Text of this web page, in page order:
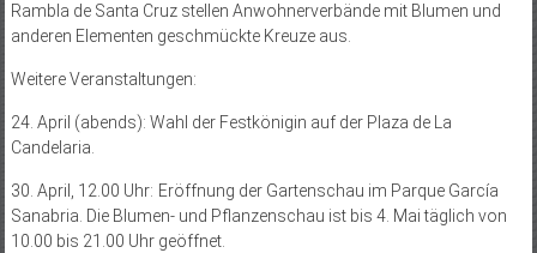
Rambla de Santa Cruz stellen Anwohnerverbände mit Blumen und
anderen Elementen geschmückte Kreuze aus.
Weitere Veranstaltungen:
24. April (abends): Wahl der Festkönigin auf der Plaza de La
Candelaria.
30. April, 12.00 Uhr: Eröffnung der Gartenschau im Parque García
Sanabria. Die Blumen- und Pflanzenschau ist bis 4. Mai täglich von
10.00 bis 21.00 Uhr geöffnet.